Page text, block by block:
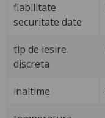
fiabilitate
securitate date
tip de iesire
discreta
inaltime